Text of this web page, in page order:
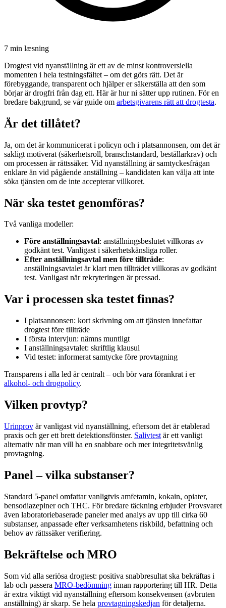
7 min læsning
Drogtest vid nyanställning är ett av de minst kontroversiella
momenten i hela testningsfältet – om det görs rätt. Det är
förebyggande, transparent och hjälper er säkerställa att den som
börjar är drogfri från dag ett. Här är hur ni sätter upp rutinen. För en
bredare bakgrund, se vår guide om arbetsgivarens rätt att drogtesta.
Är det tillåtet?
Ja, om det är kommunicerat i policyn och i platsannonsen, om det är
sakligt motiverat (säkerhetsroll, branschstandard, beställarkrav) och
om processen är rättssäker. Vid nyanställning är samtyckesfrågan
enklare än vid pågående anställning – kandidaten kan välja att inte
söka tjänsten om de inte accepterar villkoret.
När ska testet genomföras?
Två vanliga modeller:
Före anställningsavtal: anställningsbeslutet villkoras av
godkänt test. Vanligast i säkerhetskänsliga roller.
Efter anställningsavtal men före tillträde:
anställningsavtalet är klart men tillträdet villkoras av godkänt
test. Vanligast när rekryteringen är pressad.
Var i processen ska testet finnas?
I platsannonsen: kort skrivning om att tjänsten innefattar
drogtest före tillträde
I första intervjun: nämns muntligt
I anställningsavtalet: skriftlig klausul
Vid testet: informerat samtycke före provtagning
Transparens i alla led är centralt – och bör vara förankrat i er
alkohol- och drogpolicy.
Vilken provtyp?
Urinprov är vanligast vid nyanställning, eftersom det är etablerad
praxis och ger ett brett detektionsfönster. Salivtest är ett vanligt
alternativ när man vill ha en snabbare och mer integritetsvänlig
provtagning.
Panel – vilka substanser?
Standard 5-panel omfattar vanligtvis amfetamin, kokain, opiater,
bensodiazepiner och THC. För bredare täckning erbjuder Provsvaret
även laboratoriebaserade paneler med analys av upp till cirka 60
substanser, anpassade efter verksamhetens riskbild, befattning och
behov av rättssäker verifiering.
Bekräftelse och MRO
Som vid alla seriösa drogtest: positiva snabbresultat ska bekräftas i
lab och passera MRO-bedömning innan rapportering till HR. Detta
är extra viktigt vid nyanställning eftersom konsekvensen (avbruten
anställning) är skarp. Se hela provtagningskedjan för detaljerna.